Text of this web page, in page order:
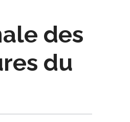
des
du